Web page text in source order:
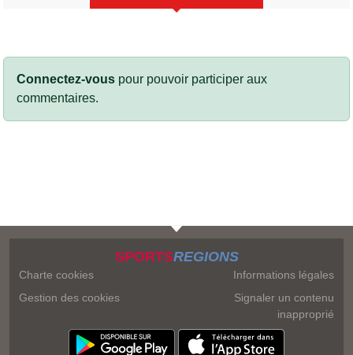
Connectez-vous pour pouvoir participer aux
commentaires.
SPORTSREGIONS
Charte cookies
Gestion des cookies
Informations légales
Signaler un contenu
inapproprié